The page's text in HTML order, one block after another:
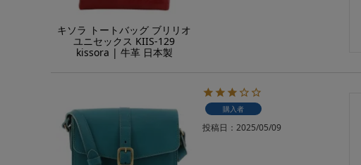
キソラ トートバッグ ブリリオ
ユニセックス KIIS-129
kissora | 牛革 日本製
購入者
投稿日 2025/05/09